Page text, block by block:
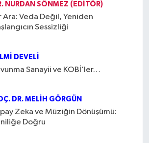
NURDAN SÖNMEZ (EDITÖR)
Ara: Veda Değil, Yeniden
Sessizliği
DEVELI
Sanayii ve KOBİ’ler…
DR. MELIH GÖRGÜN
Zeka ve Müziğin Dönüşümü:
Doğru